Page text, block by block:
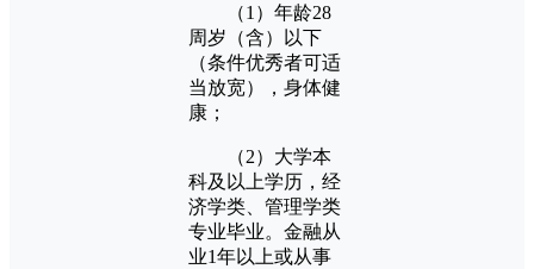
（1）年龄28
周岁（含）以下
（条件优秀者可适
当放宽），身体健
康；
（2）大学本
科及以上学历，经
济学类、管理学类
专业毕业。金融从
业1年以上或从事